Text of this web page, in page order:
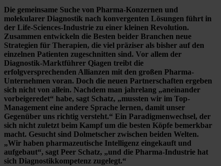
Die gemeinsame Suche von Pharma-Konzernen und
molekularer Diagnostik nach konvergenten Lösungen führt in
der Life-Sciences-Industrie zu einer kleinen Revolution.
Zusammen entwickeln die Besten beider Branchen neue
Strategien für Therapien, die viel präziser als bisher auf den
einzelnen Patienten zugeschnitten sind. Vor allem der
Diagnostik-Marktführer Qiagen treibt die
erfolgversprechenden Allianzen mit den großen Pharma-
Unternehmen voran. Doch die neuen Partnerschaften ergeben
sich nicht von allein. Nachdem man jahrelang „aneinander
vorbeigeredet“ habe, sagt Schatz, „mussten wir im Top-
Management eine andere Sprache lernen, damit unser
Gegenüber uns richtig versteht.“ Ein Paradigmenwechsel, der
sich nicht zuletzt beim Kampf um die besten Köpfe bemerkbar
macht. Gesucht sind Dolmetscher zwischen beiden Welten.
„Wir haben pharmazeutische Intelligenz eingekauft und
aufgebaut“, sagt Peer Schatz, „und die Pharma-Industrie hat
sich Diagnostikkompetenz zugelegt.“